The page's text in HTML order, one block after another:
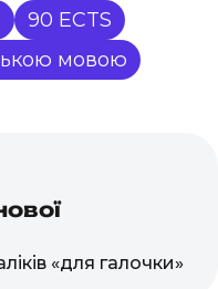
90 ECTS
мовою
«для галочки»